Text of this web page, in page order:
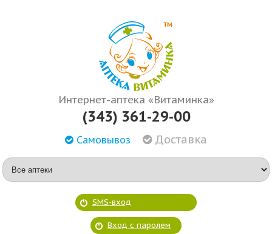
Интернет-аптека «Витаминка»
(343) 361-29-00
Самовывоз Доставка
SMS-вход
Вход с паролем